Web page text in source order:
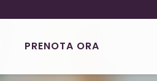
PRENOTA ORA